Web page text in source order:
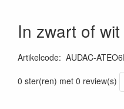
In zwart of wit
Artikelcode: AUDAC-
0 ster(ren) met 0 review(s)